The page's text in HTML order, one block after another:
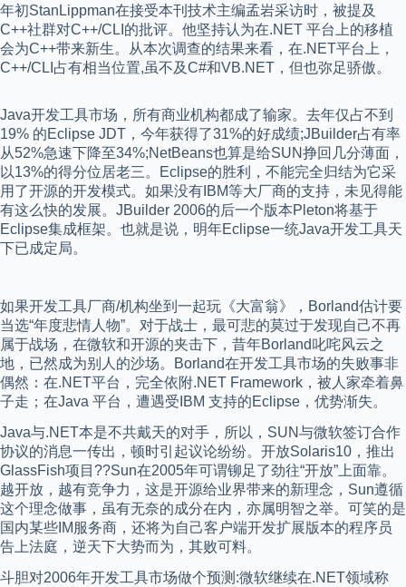
年初StanLippman在接受本刊技术主编孟岩采访时，被提及
C++社群对C++/CLI的批评。他坚持认为在.NET 平台上的移植
会为C++带来新生。从本次调查的结果来看，在.NET平台上，
C++/CLI占有相当位置,虽不及C#和VB.NET，但也弥足骄傲。
Java开发工具市场，所有商业机构都成了输家。去年仅占不到
19% 的Eclipse JDT，今年获得了31%的好成绩;JBuilder占有率
从52%急速下降至34%;NetBeans也算是给SUN挣回几分薄面，
以13%的得分位居老三。Eclipse的胜利，不能完全归结为它采
用了开源的开发模式。如果没有IBM等大厂商的支持，未见得能
有这么快的发展。JBuilder 2006的后一个版本Pleton将基于
Eclipse集成框架。也就是说，明年Eclipse一统Java开发工具天
下已成定局。
如果开发工具厂商/机构坐到一起玩《大富翁》，Borland估计要
当选“年度悲情人物”。对于战士，最可悲的莫过于发现自己不再
属于战场，在微软和开源的夹击下，昔年Borland叱咤风云之
地，已然成为别人的沙场。Borland在开发工具市场的失败事非
偶然：在.NET平台，完全依附.NET Framework，被人家牵着鼻
子走；在Java 平台，遭遇受IBM 支持的Eclipse，优势渐失。
Java与.NET本是不共戴天的对手，所以，SUN与微软签订合作
协议的消息一传出，顿时引起议论纷纷。开放Solaris10，推出
GlassFish项目??Sun在2005年可谓铆足了劲往“开放”上面靠。
越开放，越有竞争力，这是开源给业界带来的新理念，Sun遵循
这个理念做事，虽有无奈的成分在内，亦属明智之举。可笑的是
国内某些IM服务商，还将为自己客户端开发扩展版本的程序员
告上法庭，逆天下大势而为，其败可料。
斗胆对2006年开发工具市场做个预测:微软继续在.NET领域称